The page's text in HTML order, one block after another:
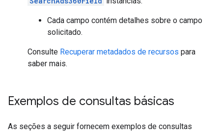
Cada campo contém detalhes sobre o campo
solicitado.
Consulte Recuperar metadados de recursos para
saber mais.
Exemplos de consultas básicas
As seções a seguir fornecem exemplos de consultas